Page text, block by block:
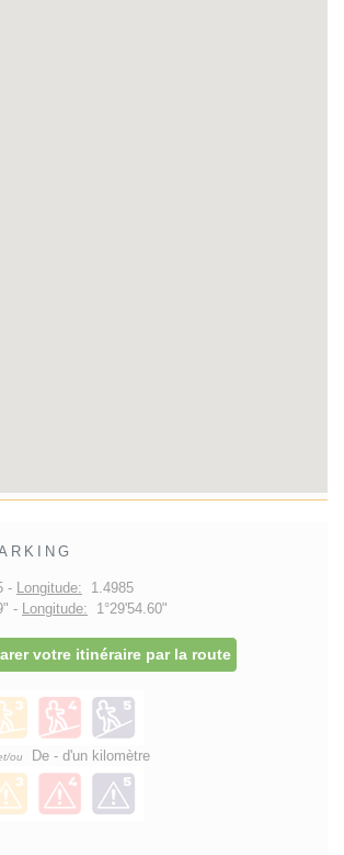
- Longitude: 1.4985
- Longitude: 1°29'54.60"
votre itinéraire par la route
ou De - d'un kilomètre